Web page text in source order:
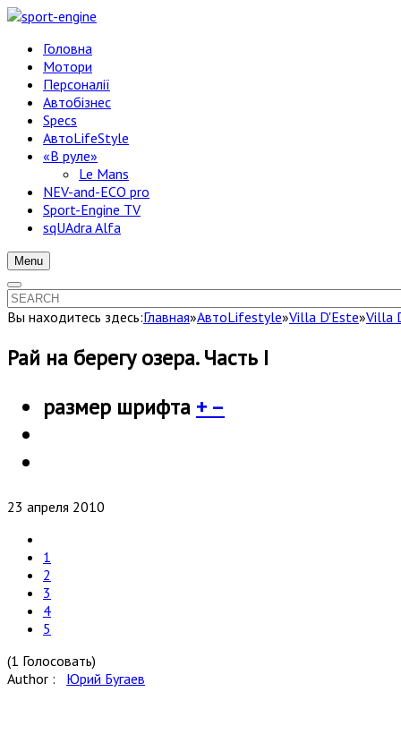
Головна
Мотори
Персоналії
Автобізнес
Specs
АвтоLifeStyle
«В руле»
Le Mans
NEV-and-ECO pro
Sport-Engine TV
sqUAdra Alfa
Menu
Вы находитесь здесь:Главная»АвтоLifestyle»Villa D'Este»Villa
Рай на берегу озера. Часть I
размер шрифта + –
23 апреля 2010
1
2
3
4
5
(1 Голосовать)
Author : Юрий Бугаев